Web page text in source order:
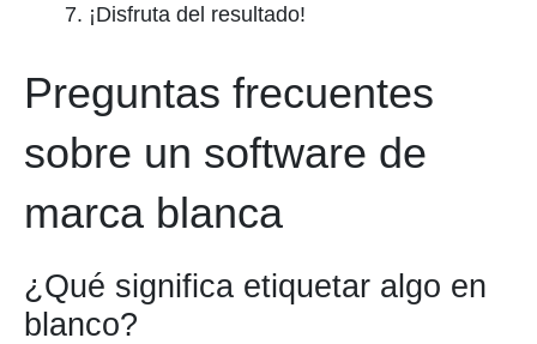
¡Disfruta del resultado!
Preguntas frecuentes
sobre un software de
marca blanca
¿Qué significa etiquetar algo en
blanco?